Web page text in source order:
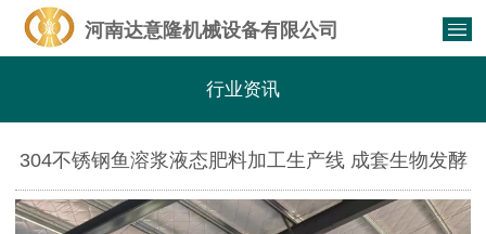
河南达意隆机械设备有限公司
行业资讯
304不锈钢鱼溶浆液态肥料加工生产线 成套生物发酵
肥加工设备